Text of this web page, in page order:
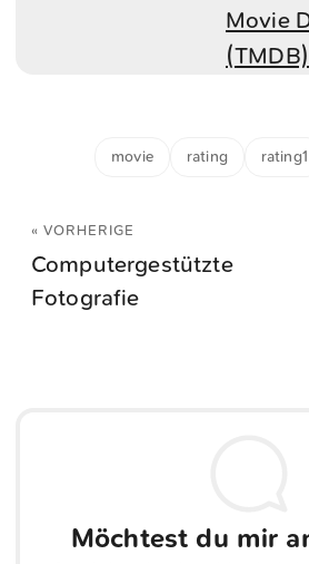
Movie
(TMDB)
movie rating rating1
« VORHERIGE
Computergestützte
Fotografie
Möchtest du mir